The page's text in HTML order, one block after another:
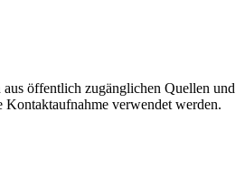
öffentlich zugänglichen Quellen und
Kontaktaufnahme verwendet werden.